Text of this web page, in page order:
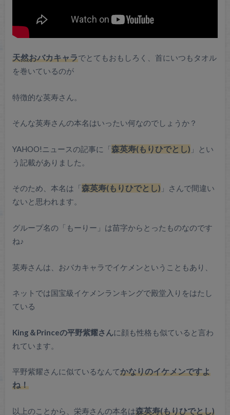
天然おバカキャラでとてもおもしろく、首にいつもタオル
を巻いているのが
特徴的な英寿さん。
そんな英寿さんの本名はいったい何なのでしょうか？
YAHOO!ニュースの記事に「森英寿(もりひでとし) 」とい
う記載がありました。
そのため、本名は「森英寿(もりひでとし) 」さんで間違い
ないと思われます。
グループ名の「もーりー」は苗字からとったものなのです
ね♪
英寿さんは、おバカキャラでイケメンということもあり、
ネットでは国宝級イケメンランキングで殿堂入りをはたし
ている
King＆Princeの平野紫耀さんに顔も性格も似ていると言わ
れています。
平野紫耀さんに似ているなんてかなりのイケメンですよ
ね！
以上のことから、栄寿さんの本名は森英寿(もりひでとし)